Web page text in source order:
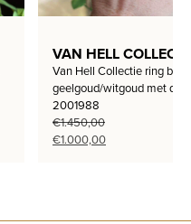
VAN HELL
Van Hell Collectie ring bi-
geelgoud/witgoud met
2001988
€1.450,00
Oorspronkelijke
€1.000,00Huidige